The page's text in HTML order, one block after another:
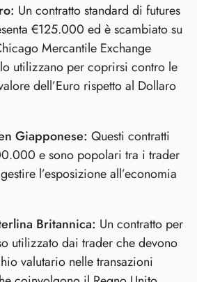
Un contratto standard di futures
€125.000 ed è scambiato su
Mercantile Exchange
utilizzano per coprirsi contro le
dell’Euro rispetto al Dollaro
Giapponese: Questi contratti
e sono popolari tra i trader
l’esposizione all’economia
Britannica: Un contratto per
utilizzato dai trader che devono
valutario nelle transazioni